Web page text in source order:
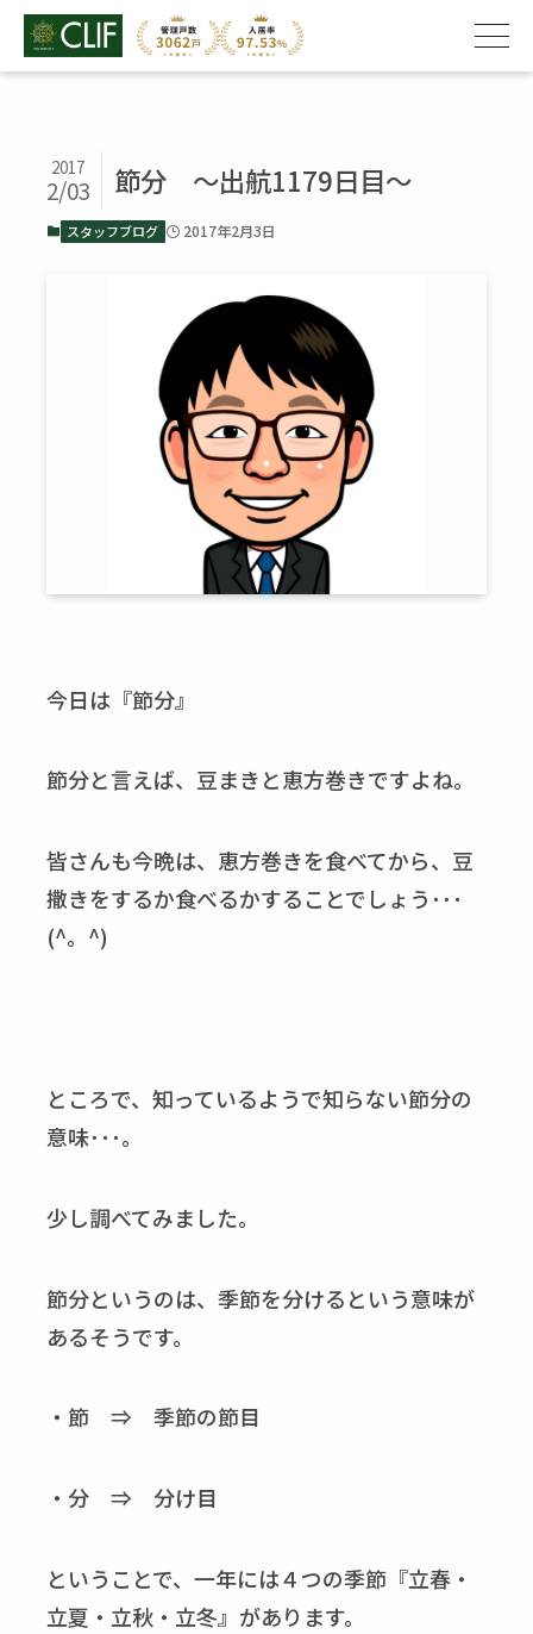
節分 ～出航1179日目～
2017
2/03
スタッフブログ 2017年2月3日
今日は『節分』
節分と言えば、豆まきと恵方巻きですよね。
皆さんも今晩は、恵方巻きを食べてから、豆
撒きをするか食べるかすることでしょう･･･
(^。^)
ところで、知っているようで知らない節分の
意味･･･。
少し調べてみました。
節分というのは、季節を分けるという意味が
あるそうです。
・節 ⇒ 季節の節目
・分 ⇒ 分け目
ということで、一年には４つの季節『立春・
立夏・立秋・立冬』があります。